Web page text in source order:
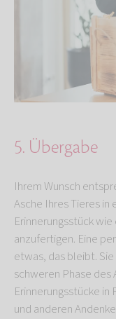
5. Übergabe
Ihrem Wunsch
Asche Ihres Tieres
Erinnerungsstück
anzufertigen. Eine
etwas, das bleibt.
schweren Phase des
Erinnerungsstücke
und anderen